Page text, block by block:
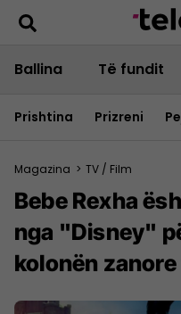
Ballina Të fundit
Prishtina Prizreni
Magazina > TV / Film
Bebe Rexha
nga "Disney"
kolonën